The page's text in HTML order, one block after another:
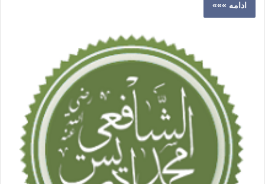
ادامه »»»